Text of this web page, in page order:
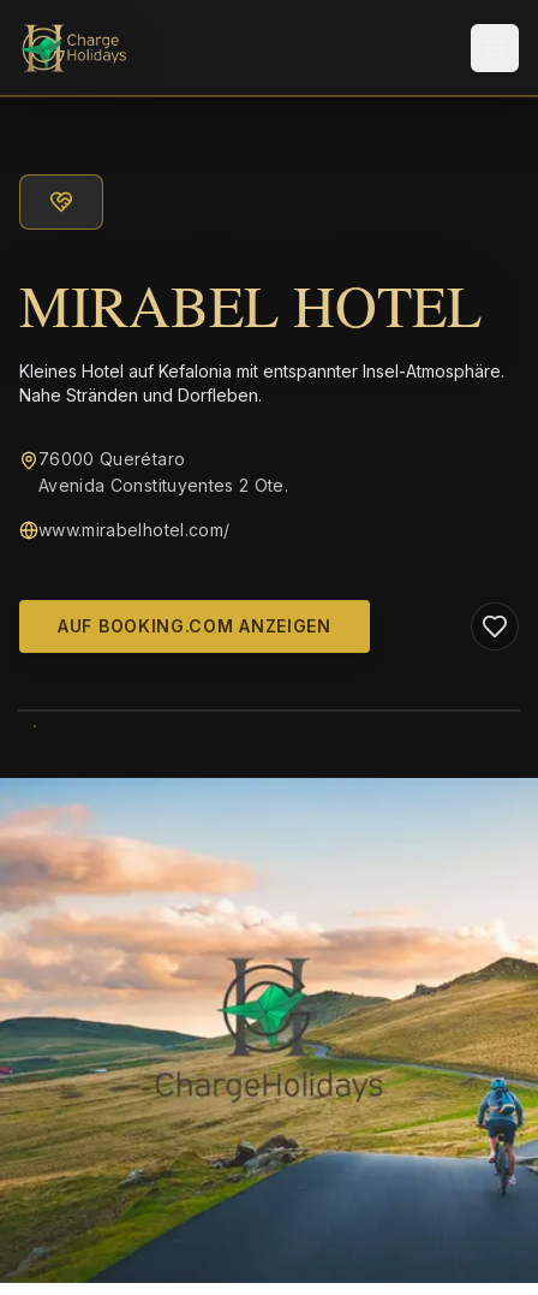
MIRABEL HOTEL
Kleines Hotel auf Kefalonia mit entspannter Insel-Atmosphäre.
Nahe Stränden und Dorfleben.
76000 Querétaro
Avenida Constituyentes 2 Ote.
www.mirabelhotel.com/
AUF BOOKING.COM ANZEIGEN